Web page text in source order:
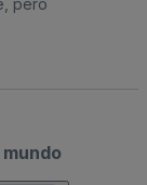
pero